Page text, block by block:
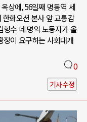
상에, 56일째 명동역 세
화오션 본사 앞 교통감
형수 네 명의 노동자가 올
장이 요구하는 사회대개
0
기사수정